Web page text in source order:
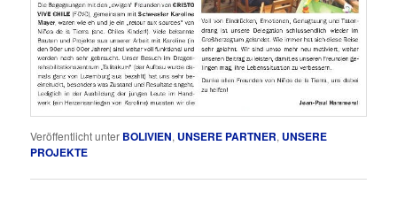
Veröffentlicht unter BOLIVIEN, UNSERE PARTNER, UNSERE
PROJEKTE